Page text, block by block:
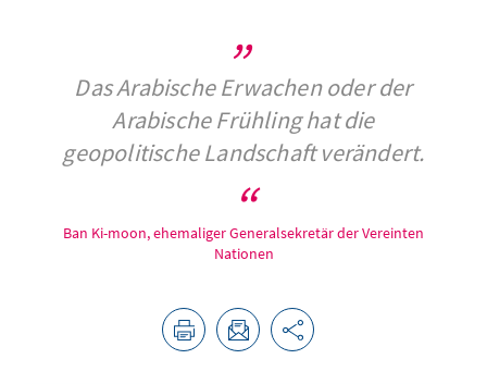
Das Arabische Erwachen oder der
Arabische Frühling hat die
geopolitische Landschaft verändert.
Ban Ki-moon, ehemaliger Generalsekretär der Vereinten
Nationen